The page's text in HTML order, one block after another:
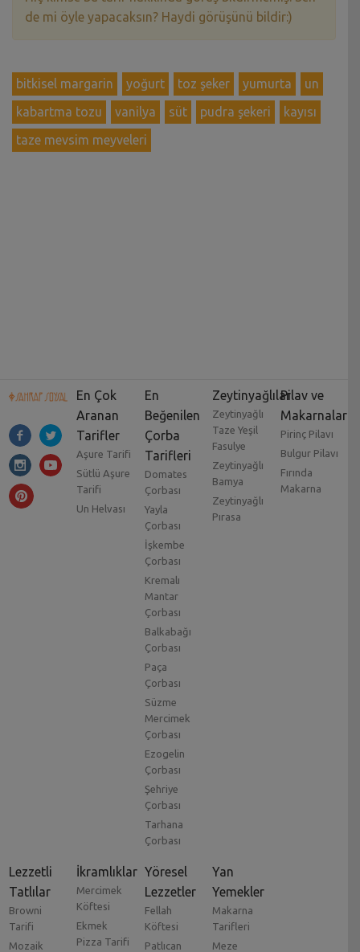
de mi öyle yapacaksın? Haydi görüşünü bildir:)
bitkisel margarin yoğurt toz şeker yumurta
un
kabartma tozu
vanilya süt pudra şekeri
kayısı
taze mevsim meyveleri
En Çok
Aranan
Tarifler
Aşure Tarifi
Sütlü Aşure
Tarifi
Un Helvası
En
Beğenilen
Çorba
Tarifleri
Domates
Çorbası
Yayla
Çorbası
İşkembe
Çorbası
Kremalı
Mantar
Çorbası
Balkabağı
Çorbası
Paça
Çorbası
Süzme
Mercimek
Çorbası
Ezogelin
Çorbası
Şehriye
Çorbası
Tarhana
Çorbası
Zeytinyağlılar
Zeytinyağlı
Taze Yeşil
Fasulye
Zeytinyağlı
Bamya
Zeytinyağlı
Pırasa
Pilav ve
Makarnalar
Pirinç Pilavı
Bulgur Pilavı
Fırında
Makarna
Lezzetli
Tatlılar
Browni
Tarifi
Mozaik
İkramlıklar
Mercimek
Köftesi
Ekmek
Pizza Tarifi
Yöresel
Lezzetler
Fellah
Köftesi
Patlıcan
Yan
Yemekler
Makarna
Tarifleri
Meze